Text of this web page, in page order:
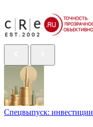
Спецвыпуск: инвестиции